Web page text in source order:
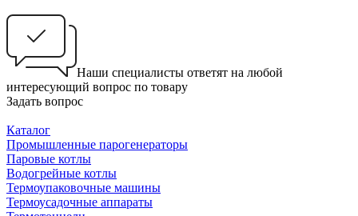
Наши специалисты ответят на любой
интересующий вопрос по товару
Задать вопрос
Каталог
Промышленные парогенераторы
Паровые котлы
Водогрейные котлы
Термоупаковочные машины
Термоусадочные аппараты